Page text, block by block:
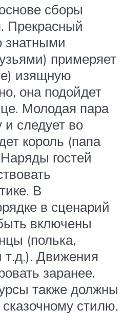
сборы
Прекрасный
знатными
примеряет
изящную
она подойдет
Молодая пара
и следует во
король (папа
гостей
В
в сценарий
включены
(полька,
т.д.). Движения
заранее.
также должны
сказочному стилю.